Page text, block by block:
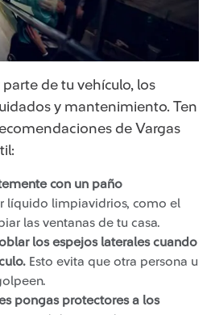
de tu vehículo, los
y mantenimiento. Ten
de Vargas
con un paño
líquido limpiavidrios, como el
las ventanas de tu casa.
los espejos laterales cuando
Esto evita que otra persona u
pongas protectores a los